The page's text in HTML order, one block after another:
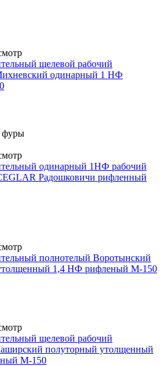
щелевой рабочий
одинарный 1 НФ
одинарный 1НФ рабочий
Радошковичи рифленный
полнотелый Воротынский
1,4 НФ рифленый М-150
щелевой рабочий
полуторный утолщенный
М-150